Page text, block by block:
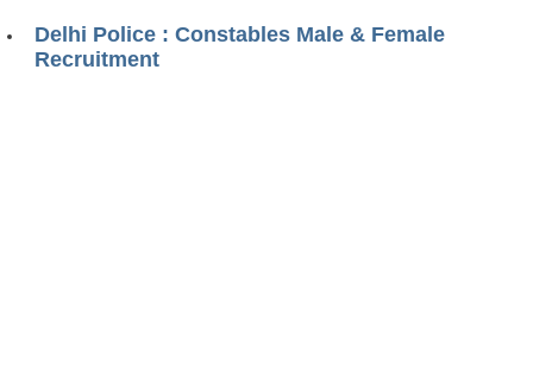
CGL Exam Downloads
Delhi Police : Constables Male & Female
Recruitment